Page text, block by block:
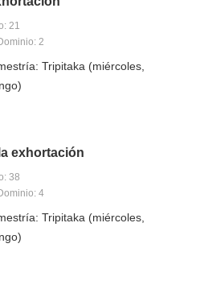
21
2
Tripitaka (miércoles,
exhortación
38
4
Tripitaka (miércoles,